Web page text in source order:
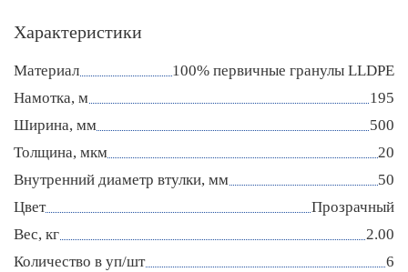
Характеристики
Материал
100% первичные гранулы LLDPE
Намотка, м
195
Ширина, мм
500
Толщина, мкм
20
Внутренний диаметр втулки, мм
50
Цвет
Прозрачный
Вес, кг
2.00
Количество в уп/шт
6